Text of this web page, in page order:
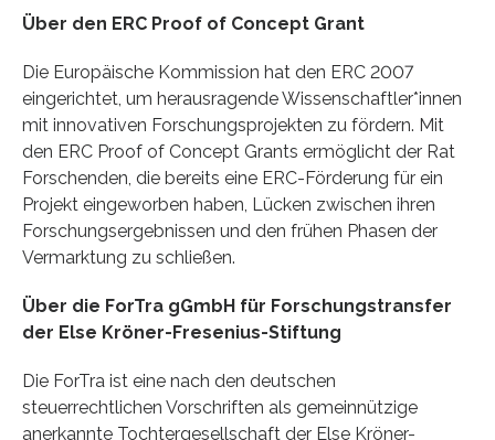
Über den ERC Proof of Concept Grant
Die Europäische Kommission hat den ERC 2007
eingerichtet, um herausragende Wissenschaftler*innen
mit innovativen Forschungsprojekten zu fördern. Mit
den ERC Proof of Concept Grants ermöglicht der Rat
Forschenden, die bereits eine ERC-Förderung für ein
Projekt eingeworben haben, Lücken zwischen ihren
Forschungsergebnissen und den frühen Phasen der
Vermarktung zu schließen.
Über die ForTra gGmbH für Forschungstransfer
der Else Kröner-Fresenius-Stiftung
Die ForTra ist eine nach den deutschen
steuerrechtlichen Vorschriften als gemeinnützige
anerkannte Tochtergesellschaft der Else Kröner-